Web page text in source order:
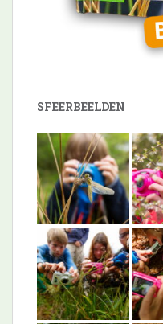
SFEERBEELDEN